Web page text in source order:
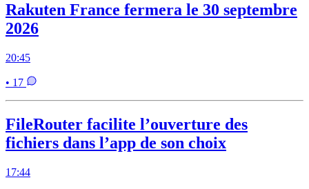
Rakuten France fermera le 30 septembre
2026
20:45
• 17
FileRouter facilite l’ouverture des
fichiers dans l’app de son choix
17:44